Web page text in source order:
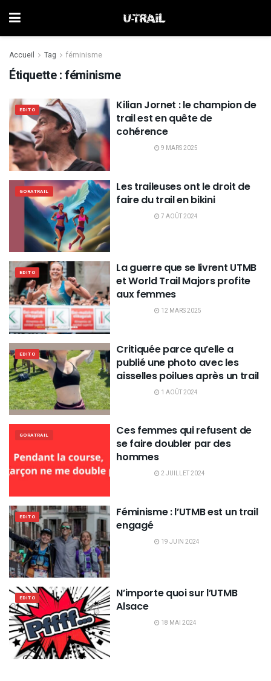
Accueil Tag féminisme
Étiquette :féminisme
EDITO
Kilian Jornet : le champion de
trail est en quête de
cohérence
9 MARS 2025
GORATRAIL
Les traileuses ont le droit de
faire du trail en bikini
7 AOÛT 2024
EDITO
La guerre que se livrent UTMB
et World Trail Majors profite
aux femmes
12 MARS 2025
EDITO
Critiquée parce qu’elle a
publié une photo avec les
aisselles poilues après un trail
1 AOÛT 2024
GORATRAIL
Ces femmes qui refusent de
se faire doubler par des
hommes
2 JUILLET 2024
EDITO
Féminisme : l’UTMB est un trail
engagé
19 JUIN 2024
EDITO
N’importe quoi sur l’UTMB
Alsace
18 MAI 2024